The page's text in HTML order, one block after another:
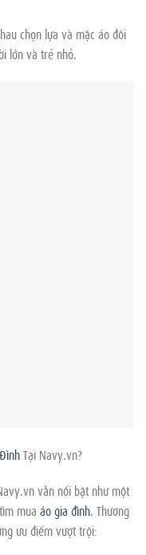
chọn lựa và mặc áo đôi
lớn và trẻ nhỏ.
Tại Navy.vn?
vẫn nổi bật như một
mua áo gia đình. Thương
ưu điểm vượt trội: